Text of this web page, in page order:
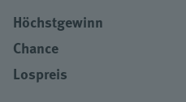
Höchstgewinn
Chance
Lospreis